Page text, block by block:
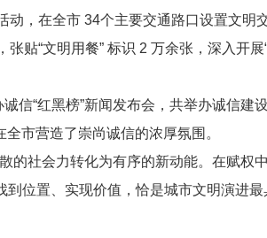
动，在全市 34个主要交通路口设置文明
张贴“文明用餐” 标识 2 万余张，深入开
信“红黑榜”新闻发布会，共举办诚信建
市营造了崇尚诚信的浓厚氛围。
的社会力转化为有序的新动能。在赋权
位置、实现价值，恰是城市文明演进最